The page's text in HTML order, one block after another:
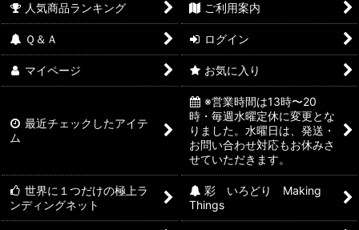
人気商品ランキング ご利用案内
Ｑ＆Ａ ログイン
マイページ お気に入り
最近チェックしたアイテ
ム
※営業時間は13時〜20
時・毎週水曜定休に変更とな
りました。水曜日は、発送・
お問い合わせ対応もお休みさ
せていただきます。
世界に１つだけの極上ラ
ンディングネット
彩 いろどり Making
Things